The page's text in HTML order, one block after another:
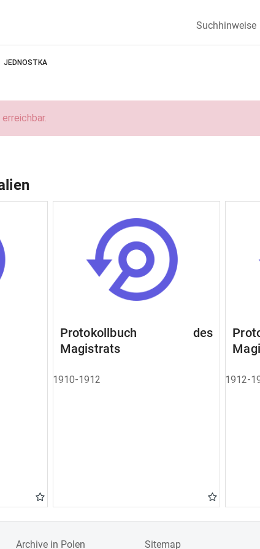
Suchhinweise
JEDNOSTKA
Protokollbuch des
Magistrats
1910-1912 1912-
Archive in Polen Sitemap